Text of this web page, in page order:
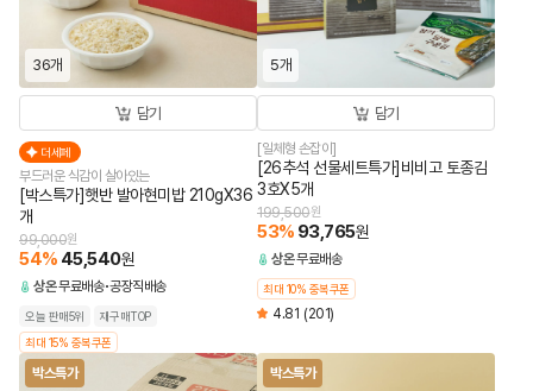
36개
담기
더세페
부드러운 식감이 살아있는
[박스특가]햇반 발아현미밥 210gX36
개
99,000원
54% 45,540원
상온무료배송 공장직배송
오늘 판매5위
재구매TOP
최대 15% 중복쿠폰
5개
담기
[일체형 손잡이]
[26추석 선물세트특가]비비고 토종김
3호X5개
199,500원
53% 93,765원
상온무료배송
최대 10% 중복쿠폰
4.81 (201)
박스특가 박스특가